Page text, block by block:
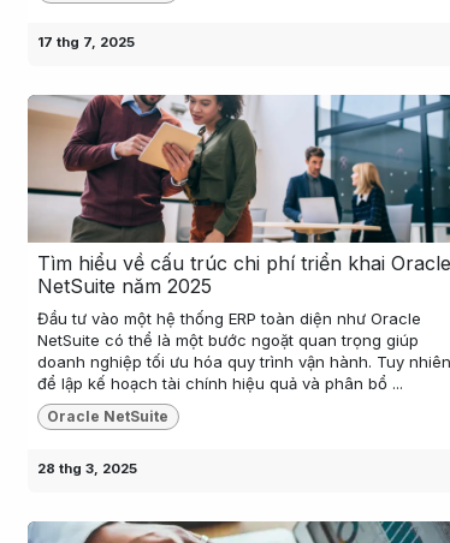
17 thg 7, 2025
Tìm hiểu về cấu trúc chi phí triển khai Oracle
NetSuite năm 2025
Đầu tư vào một hệ thống ERP toàn diện như Oracle
NetSuite có thể là một bước ngoặt quan trọng giúp
doanh nghiệp tối ưu hóa quy trình vận hành. Tuy
để lập kế hoạch tài chính hiệu quả và phân bổ ...
Oracle NetSuite
28 thg 3, 2025